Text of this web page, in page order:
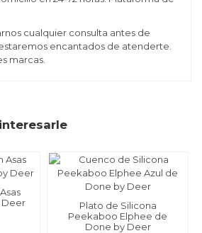
cualquier consulta antes de
encantados de atenderte.
marcas.
Deer
Plato de Silicona
Peekaboo Elphee de
Done by Deer